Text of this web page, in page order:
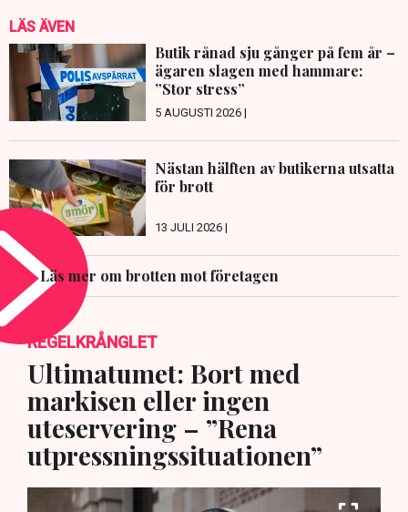
LÄS ÄVEN
Butik rånad sju gånger på fem år –
ägaren slagen med hammare:
”Stor stress”
5 AUGUSTI 2026 |
Nästan hälften av butikerna utsatta
för brott
13 JULI 2026 |
Läs mer om brotten mot företagen
REGELKRÅNGLET
Ultimatumet: Bort med
markisen eller ingen
uteservering – ”Rena
utpressningssituationen”